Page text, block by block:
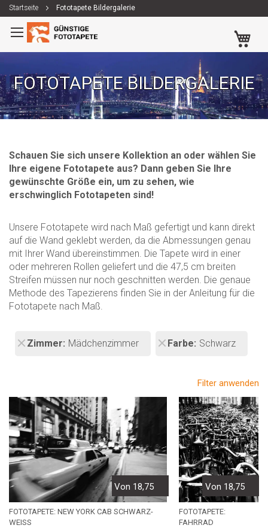
Startseite Fototapete Bildergalerie
Zum
Inhalt
springen
FOTOTAPETE BILDERGALERIE
Schauen Sie sich unsere Kollektion an oder wählen Sie
Ihre eigene Fototapete aus? Dann geben Sie Ihre
gewünschte Größe ein, um zu sehen, wie
erschwinglich Fototapeten sind!
Unsere Fototapete wird nach Maß gefertigt und kann direkt
auf die Wand geklebt werden, da die Abmessungen genau
mit Ihrer Wand übereinstimmen. Die Tapete wird in einer
oder mehreren Rollen geliefert und die 47,5 cm breiten
Streifen müssen nur noch geschnitten werden. Die genaue
Methode des Tapezierens finden Sie in der Anleitung für die
Fototapete nach Maß.
Zimmer Mädchenzimmer Farbe Schwarz
Filter anwenden
Von 18,75
FOTOTAPETE: NEW YORK CAB SCHWARZ-
WEISS
Von 18,75
FOTOTAPETE:
FAHRRAD